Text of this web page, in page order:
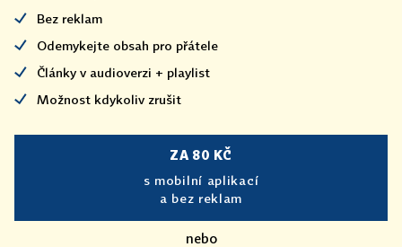
Bez reklam
Odemykejte obsah pro přátele
Články v audioverzi + playlist
Možnost kdykoliv zrušit
ZA 80 KČ
s mobilní aplikací
a bez reklam
nebo